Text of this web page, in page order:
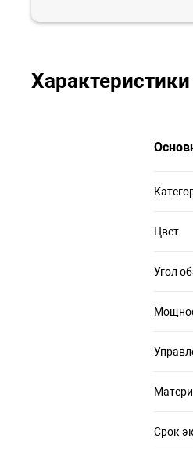
Характеристики
Цвет
Угол
Срок